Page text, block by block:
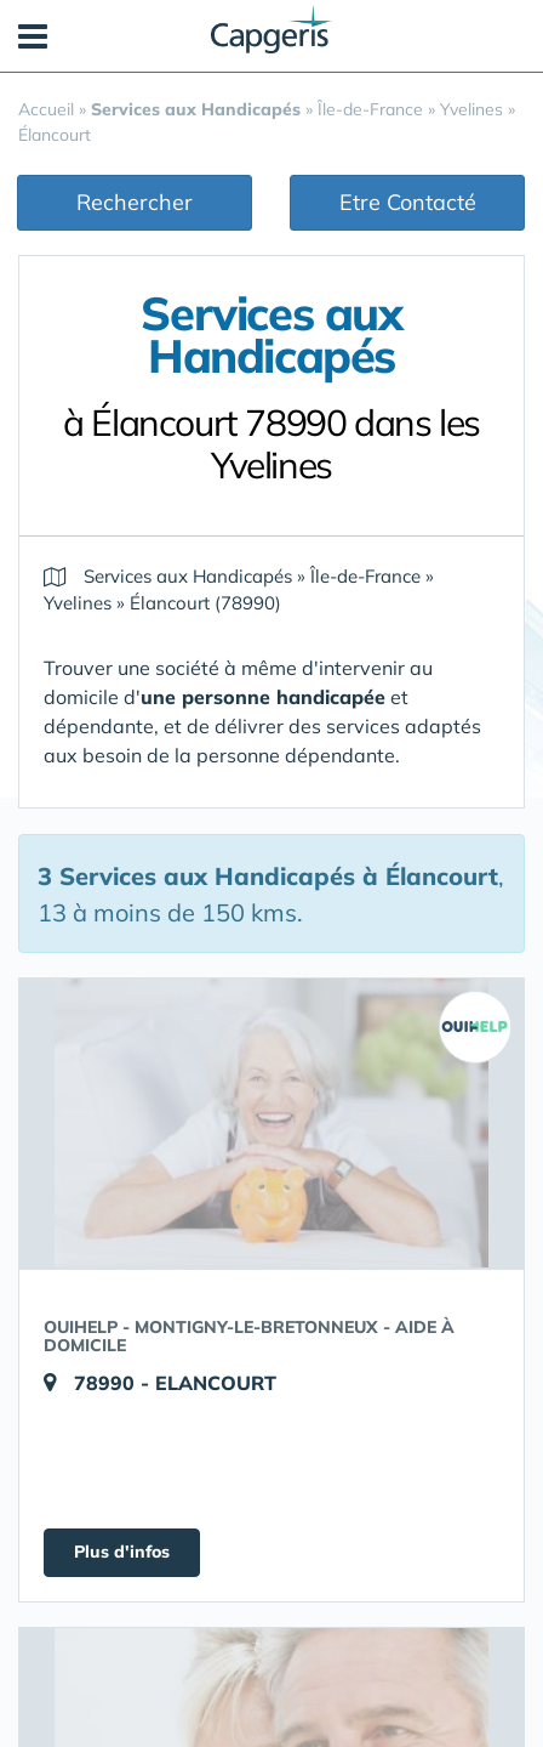
Accueil » Services aux Handicapés » Île-de-France » Yvelines »
Élancourt
Rechercher Etre Contacté
Services aux
Handicapés
à Élancourt 78990 dans les
Yvelines
Services aux Handicapés »Île-de-France »
Yvelines » Élancourt (78990)
Trouver une société à même d'intervenir au
domicile d'une personne handicapée et
dépendante, et de délivrer des services adaptés
aux besoin de la personne dépendante.
3 Services aux Handicapés à Élancourt,
13 à moins de 150 kms.
OUIHELP - MONTIGNY-LE-BRETONNEUX - AIDE À
DOMICILE
78990 - ELANCOURT
Plus d'infos